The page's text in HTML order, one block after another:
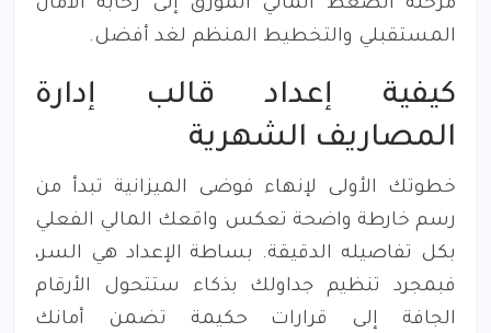
مرحلة الضغط المالي المؤرق إلى رحابة الأمان
المستقبلي والتخطيط المنظم لغد أفضل.
كيفية إعداد قالب إدارة
المصاريف الشهرية
خطوتك الأولى لإنهاء فوضى الميزانية تبدأ من
رسم خارطة واضحة تعكس واقعك المالي الفعلي
بكل تفاصيله الدقيقة. بساطة الإعداد هي السر،
فبمجرد تنظيم جداولك بذكاء ستتحول الأرقام
الجافة إلى قرارات حكيمة تضمن أمانك